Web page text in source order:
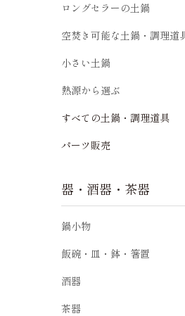
ロングセラーの土鍋
空焚き可能な土鍋・調理道
小さい土鍋
熱源から選ぶ
すべての土鍋・調理道具
パーツ販売
器・酒器・茶器
鍋小物
飯碗・皿・鉢・箸置
酒器
茶器